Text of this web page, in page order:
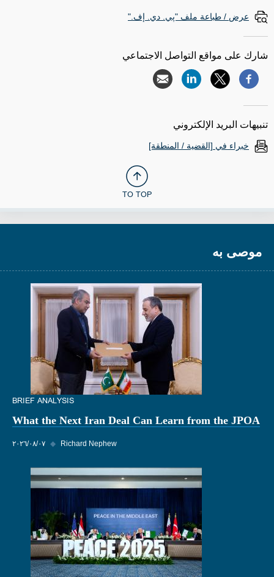
عرض / طباعة ملف "پي. دي. إف."
شارك على مواقع التواصل الاجتماعي
تنبيهات البريد الإلكتروني
خبراء في [القضية / المنطقة]
TO TOP
موصى به
BRIEF ANALYSIS
What the Next Iran Deal Can Learn from the JPOA
٠٧‏/٠٨‏/٢٠٢٦ ◆ Richard Nephew